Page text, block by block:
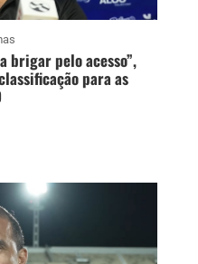
brigar pelo acesso”,
para as